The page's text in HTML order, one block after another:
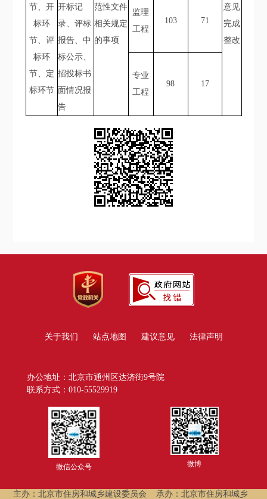
节、开
标环
节、评
标环
节、定
标环节
开标记
录、评标
报告、中
标公示、
招投标书
面情况报
告
范性文件
相关规定
的事项
意见
完成
整改
监理
工程
103 71
专业
工程
98 17
关于我们 站点地图 建议意见 法律声明
办公地址：北京市通州区达济街9号院
联系方式：010-55529919
微信公众号 微博
主办：北京市住房和城乡建设委员会 承办：北京市住房和城乡